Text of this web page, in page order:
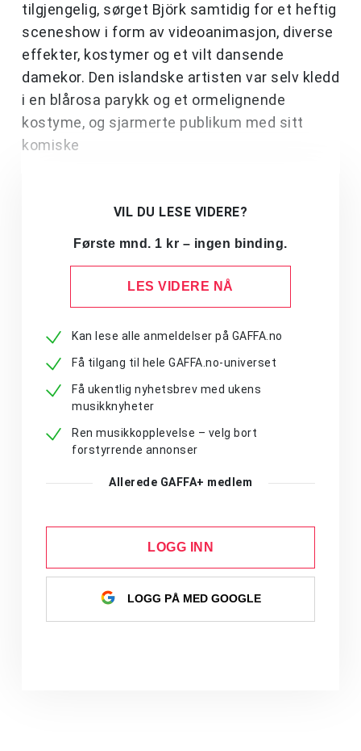
tilgjengelig, sørget Björk samtidig for et heftig
sceneshow i form av videoanimasjon, diverse
effekter, kostymer og et vilt dansende
damekor. Den islandske artisten var selv kledd
i en blårosa parykk og et ormelignende
kostyme, og sjarmerte publikum med sitt
komiske
VIL DU LESE VIDERE?
Første mnd. 1 kr – ingen binding.
LES VIDERE NÅ
Kan lese alle anmeldelser på GAFFA.no
Få tilgang til hele GAFFA.no-universet
Få ukentlig nyhetsbrev med ukens
musikknyheter
Ren musikkopplevelse – velg bort
forstyrrende annonser
Allerede GAFFA+ medlem
LOGG INN
LOGG PÅ MED GOOGLE